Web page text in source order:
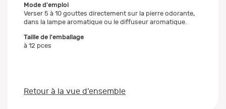
Mode d'emploi
Verser 5 à 10 gouttes directement sur la pierre odorante,
dans la lampe aromatique ou le diffuseur aromatique.
Taille de l'emballage
à 12 pces
Retour à la vue d’ensemble